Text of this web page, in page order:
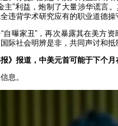
”利益，炮制了大量涉华谎言
违背学术研究应有的职业道德操
自曝家丑”，再次暴露其在美方
际社会明辨是非，共同声讨和抵
》报道，中美元首可能于下个
息。